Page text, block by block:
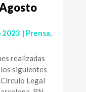
2023 | Prensa,
realizadas
siguientes
Legal